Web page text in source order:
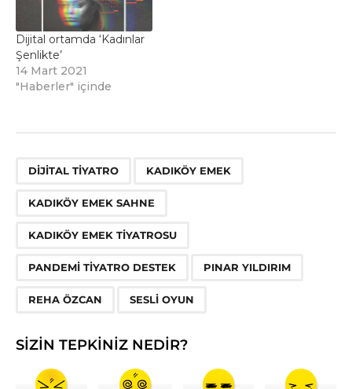
Dijital ortamda ‘Kadınlar
Şenlikte’
14 Mart 2021
"Haberler" içinde
DIJITAL TIYATRO KADIKÖY EMEK
KADIKÖY EMEK SAHNE
KADIKÖY EMEK TIYATROSU
PANDEMI TIYATRO DESTEK PINAR YILDIRIM
REHA ÖZCAN SESLI OYUN
SIZIN TEPKINIZ NEDIR?